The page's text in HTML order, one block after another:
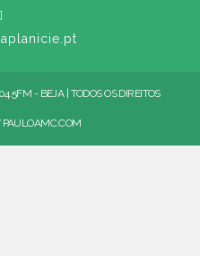
- BEJA | TODOS OS DIREITOS
PAULOAMC.COM